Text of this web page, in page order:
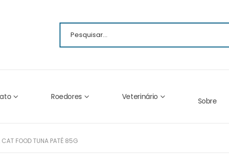
Roedores Veterinário Sobre
CAT FOOD TUNA PATÉ 85G